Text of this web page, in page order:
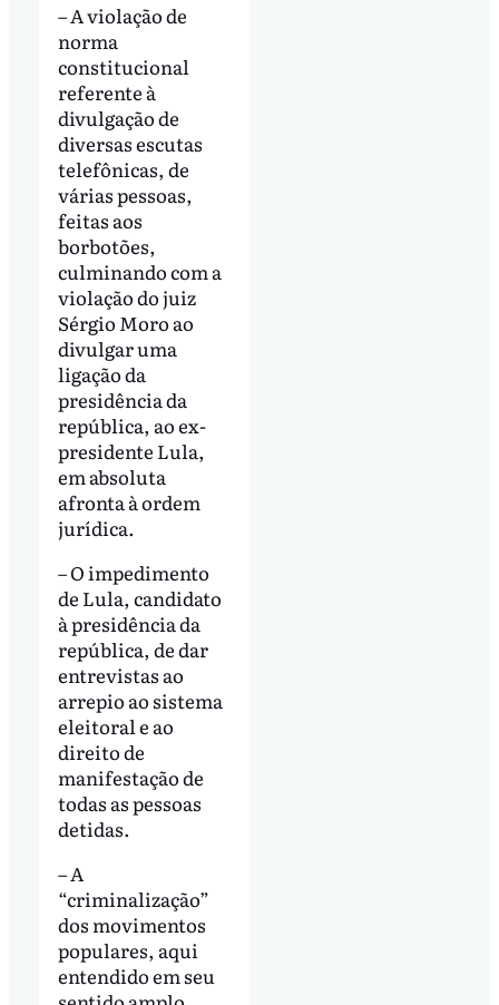
– A violação de
norma
constitucional
referente à
divulgação de
diversas escutas
telefônicas, de
várias pessoas,
feitas aos
borbotões,
culminando com a
violação do juiz
Sérgio Moro ao
divulgar uma
ligação da
presidência da
república, ao ex-
presidente Lula,
em absoluta
afronta à ordem
jurídica.
– O impedimento
de Lula, candidato
à presidência da
república, de dar
entrevistas ao
arrepio ao sistema
eleitoral e ao
direito de
manifestação de
todas as pessoas
detidas.
– A
“criminalização”
dos movimentos
populares, aqui
entendido em seu